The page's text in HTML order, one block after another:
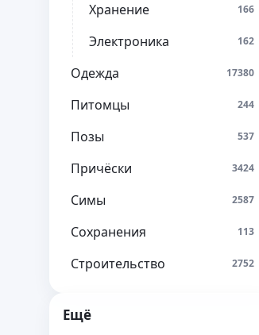
Хранение 166
Электроника 162
Одежда 17380
Питомцы 244
Позы 537
Причёски 3424
Симы 2587
Сохранения 113
Строительство 2752
Ещё